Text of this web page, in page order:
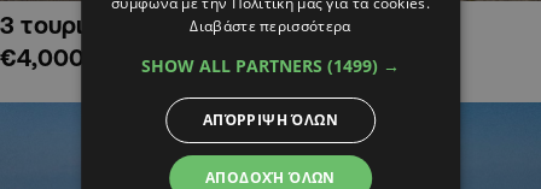
3 τουριστικά χωράφια στην Αλαμινό,
€4,000,000
Διαβάστε περισσότερα
SHOW ALL PARTNERS (1499) →
ΑΠΟΔΟΧΉ ΌΛΩΝ
ΑΠΌΡΡΙΨΗ ΌΛΩΝ